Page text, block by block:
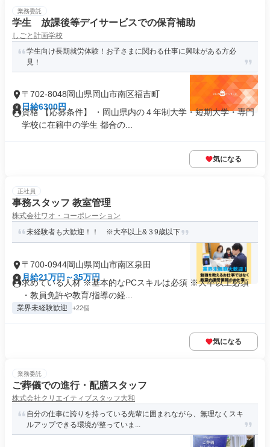
業務委託
学生 放課後等デイサービスでの保育補助
しごと計画学校
学生向け長期就労体験！お子さまに関わる仕事に興味がある方必
見！
〒702-8048岡山県岡山市南区福吉町
日給6300円
資格 【応募条件】 ・岡山県内の４年制大学・短期大学・専門
学校に在籍中の学生 都合の...
気になる
正社員
事務スタッフ 教室管理
株式会社ワオ・コーポレーション
未経験者も大歓迎！！ ※大卒以上&３9歳以下
〒700-0944岡山県岡山市南区泉田
月給21万円～35万円
求めている人材 ※基本的なPCスキルは必須 ※大卒以上必須
・教員免許や教育/指導の経...
業界未経験歓迎 +22個
気になる
業務委託
ご葬儀での進行・配膳スタッフ
株式会社クリエイティブスタッフ大和
自分の仕事に誇りを持っている先輩に囲まれながら、無理なくスキ
ルアップできる環境が整っていま...